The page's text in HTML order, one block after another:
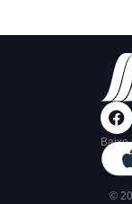
Baixe
©